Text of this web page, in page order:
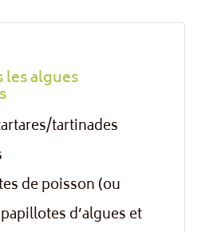
les algues
tartinades
de poisson (ou
d’algues et